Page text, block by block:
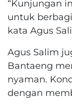
“Kunjungan
untuk
kata Agus
Agus Salim
Bantaeng
nyaman.
dengan